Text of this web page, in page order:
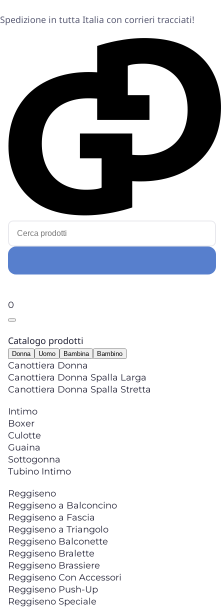
Spedizione in tutta Italia con corrieri tracciati!
0
Catalogo prodotti
Donna Uomo Bambina Bambino
Canottiera Donna
Canottiera Donna Spalla Larga
Canottiera Donna Spalla Stretta
Intimo
Boxer
Culotte
Guaina
Sottogonna
Tubino Intimo
Reggiseno
Reggiseno a Balconcino
Reggiseno a Fascia
Reggiseno a Triangolo
Reggiseno Balconette
Reggiseno Bralette
Reggiseno Brassiere
Reggiseno Con Accessori
Reggiseno Push-Up
Reggiseno Speciale